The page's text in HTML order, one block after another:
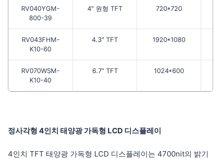
RV040YGM-
800-39
4″ 원형 TFT 720*720
RV043FHM-
K10-60
4.3″ TFT 1920*1080
RV070WSM-
K10-40
6.7″ TFT 1024*600
정사각형 4인치 태양광 가독형 LCD 디스플레이
4인치 TFT 태양광 가독형 LCD 디스플레이는 4700nit의 밝기